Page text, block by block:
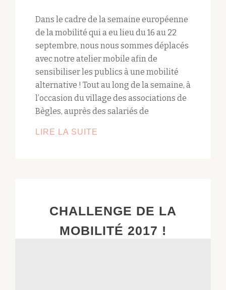
Dans le cadre de la semaine européenne
de la mobilité qui a eu lieu du 16 au 22
septembre, nous nous sommes déplacés
avec notre atelier mobile afin de
sensibiliser les publics à une mobilité
alternative ! Tout au long de la semaine, à
l’occasion du village des associations de
Bègles, auprès des salariés de
LIRE LA SUITE
MOBILITÉ
CHALLENGE DE LA
MOBILITÉ 2017 !